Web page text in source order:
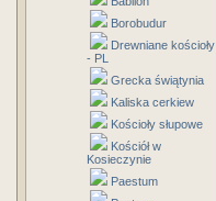
Borobudur
Drewniane kościoły
- PL
Grecka świątynia
Kaliska cerkiew
Kościoły słupowe
Kościół w
Kosieczynie
Paestum